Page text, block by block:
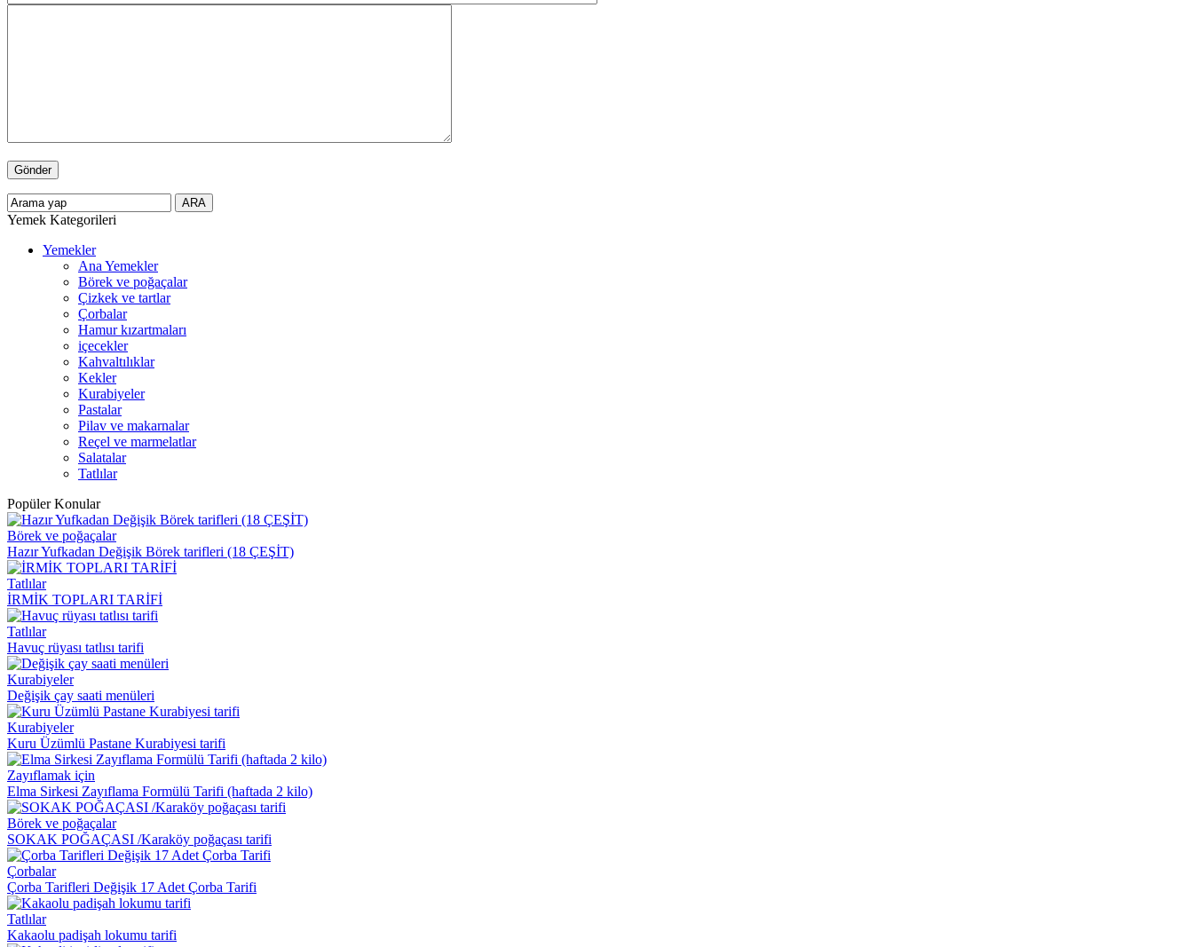
Yemek Kategorileri
Yemekler
Ana Yemekler
Börek ve poğaçalar
Çizkek ve tartlar
Çorbalar
Hamur kızartmaları
içecekler
Kahvaltılıklar
Kekler
Kurabiyeler
Pastalar
Pilav ve makarnalar
Reçel ve marmelatlar
Salatalar
Tatlılar
Popüler Konular
Börek ve poğaçalar
Hazır Yufkadan Değişik Börek tarifleri (18 ÇEŞİT)
Tatlılar
İRMİK TOPLARI TARİFİ
Tatlılar
Havuç rüyası tatlısı tarifi
Kurabiyeler
Değişik çay saati menüleri
Kurabiyeler
Kuru Üzümlü Pastane Kurabiyesi tarifi
Zayıflamak için
Elma Sirkesi Zayıflama Formülü Tarifi (haftada 2 kilo)
Börek ve poğaçalar
SOKAK POĞAÇASI /Karaköy poğaçası tarifi
Çorbalar
Çorba Tarifleri Değişik 17 Adet Çorba Tarifi
Tatlılar
Kakaolu padişah lokumu tarifi